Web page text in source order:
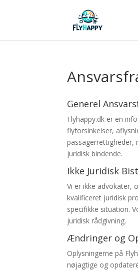
Generel
Flyhappy.dk er en
flyforsinkelser,
passagerrettigheder,
juridisk bindende.
Ikke Juridisk
Vi er ikke advokater,
kvalificeret juridisk
specifikke situation.
juridisk rådgivning.
Ændringer og
Oplysningerne på
nøjagtige og